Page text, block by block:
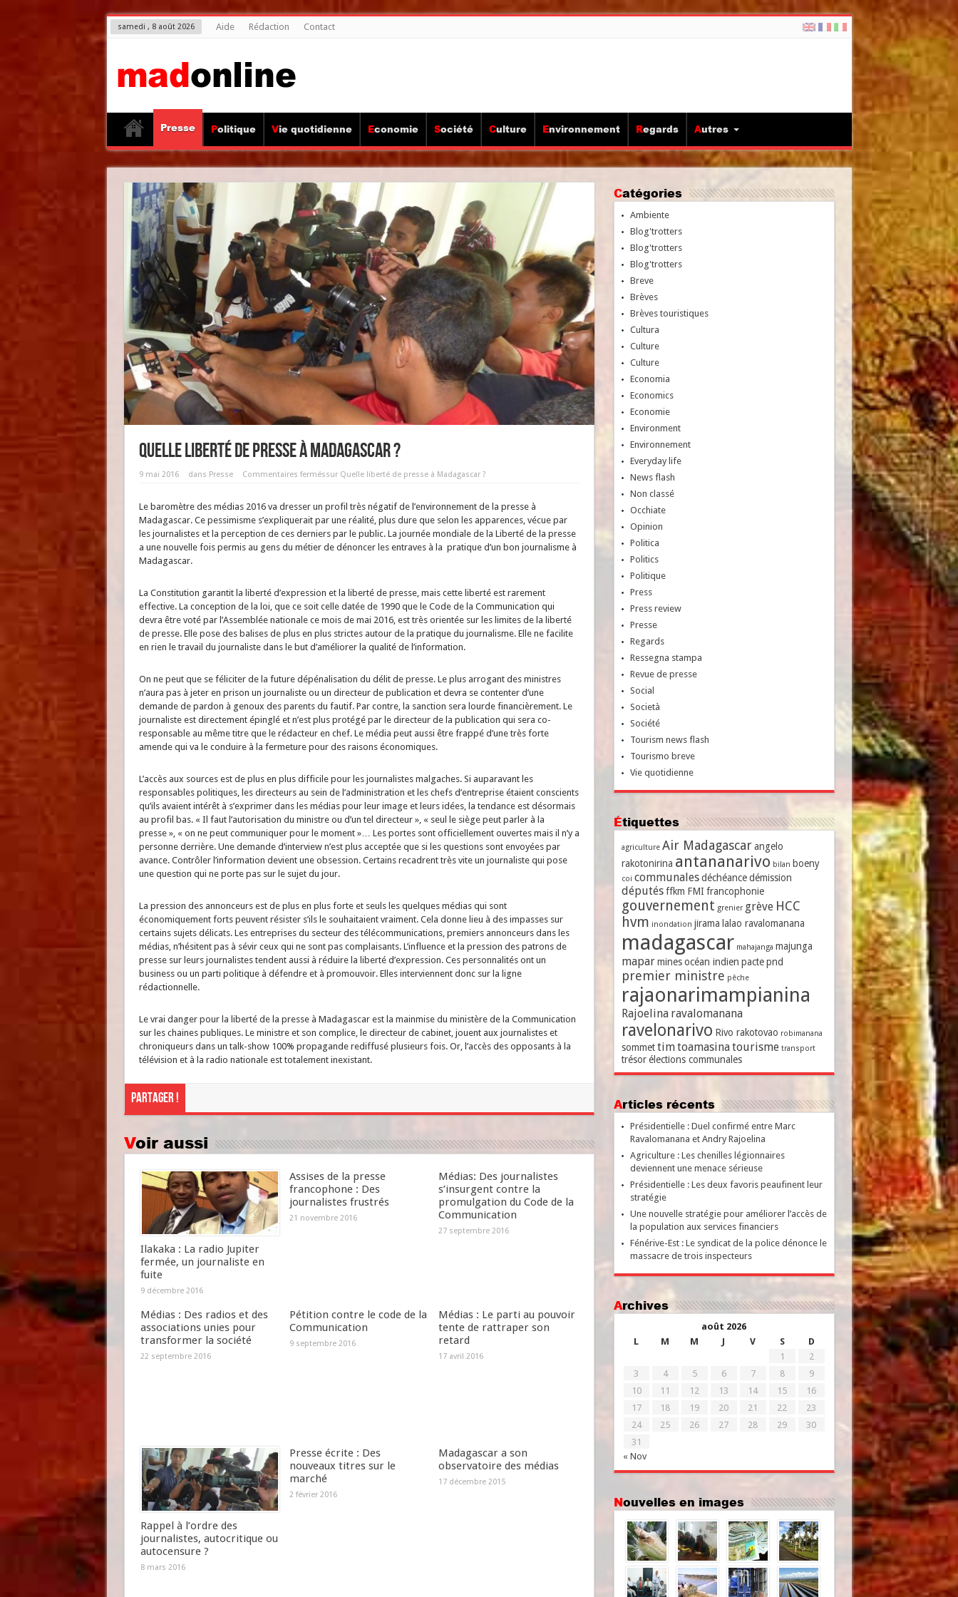
samedi , 8 août 2026 Aide Rédaction Contact
Presse Politique Vie quotidienne Economie Société Culture Environnement Regards Autres
Quelle liberté de presse à Madagascar ?
9 mai 2016 dans Presse Commentaires ferméssur Quelle liberté de presse à Madagascar ?
Le baromètre des médias 2016 va dresser un profil très négatif de l’environnement de la presse à
Madagascar. Ce pessimisme s’expliquerait par une réalité, plus dure que selon les apparences, vécue par
les journalistes et la perception de ces derniers par le public. La journée mondiale de la Liberté de la presse
a une nouvelle fois permis au gens du métier de dénoncer les entraves à la pratique d’un bon journalisme à
Madagascar.
La Constitution garantit la liberté d’expression et la liberté de presse, mais cette liberté est rarement
effective. La conception de la loi, que ce soit celle datée de 1990 que le Code de la Communication qui
devra être voté par l’Assemblée nationale ce mois de mai 2016, est très orientée sur les limites de la liberté
de presse. Elle pose des balises de plus en plus strictes autour de la pratique du journalisme. Elle ne facilite
en rien le travail du journaliste dans le but d’améliorer la qualité de l’information.
On ne peut que se féliciter de la future dépénalisation du délit de presse. Le plus arrogant des ministres
n’aura pas à jeter en prison un journaliste ou un directeur de publication et devra se contenter d’une
demande de pardon à genoux des parents du fautif. Par contre, la sanction sera lourde financièrement. Le
journaliste est directement épinglé et n’est plus protégé par le directeur de la publication qui sera co-
responsable au même titre que le rédacteur en chef. Le média peut aussi être frappé d’une très forte
amende qui va le conduire à la fermeture pour des raisons économiques.
L’accès aux sources est de plus en plus difficile pour les journalistes malgaches. Si auparavant les
responsables politiques, les directeurs au sein de l’administration et les chefs d’entreprise étaient conscients
qu’ils avaient intérêt à s’exprimer dans les médias pour leur image et leurs idées, la tendance est désormais
au profil bas. « Il faut l’autorisation du ministre ou d’un tel directeur », « seul le siège peut parler à la
presse », « on ne peut communiquer pour le moment »… Les portes sont officiellement ouvertes mais il n’y a
personne derrière. Une demande d’interview n’est plus acceptée que si les questions sont envoyées par
avance. Contrôler l’information devient une obsession. Certains recadrent très vite un journaliste qui pose
une question qui ne porte pas sur le sujet du jour.
La pression des annonceurs est de plus en plus forte et seuls les quelques médias qui sont
économiquement forts peuvent résister s’ils le souhaitaient vraiment. Cela donne lieu à des impasses sur
certains sujets délicats. Les entreprises du secteur des télécommunications, premiers annonceurs dans les
médias, n’hésitent pas à sévir ceux qui ne sont pas complaisants. L’influence et la pression des patrons de
presse sur leurs journalistes tendent aussi à réduire la liberté d’expression. Ces personnalités ont un
business ou un parti politique à défendre et à promouvoir. Elles interviennent donc sur la ligne
rédactionnelle.
Le vrai danger pour la liberté de la presse à Madagascar est la mainmise du ministère de la Communication
sur les chaines publiques. Le ministre et son complice, le directeur de cabinet, jouent aux journalistes et
chroniqueurs dans un talk-show 100% propagande rediffusé plusieurs fois. Or, l’accès des opposants à la
télévision et à la radio nationale est totalement inexistant.
Partager !
Voir aussi
Ilakaka : La radio Jupiter
fermée, un journaliste en
fuite
9 décembre 2016
Assises de la presse
francophone : Des
journalistes frustrés
21 novembre 2016
Médias: Des journalistes
s’insurgent contre la
promulgation du Code de la
Communication
27 septembre 2016
Médias : Des radios et des
associations unies pour
transformer la société
22 septembre 2016
Pétition contre le code de la
Communication
9 septembre 2016
Médias : Le parti au pouvoir
tente de rattraper son
retard
17 avril 2016
Rappel à l’ordre des
journalistes, autocritique ou
autocensure ?
8 mars 2016
Presse écrite : Des
nouveaux titres sur le
marché
2 février 2016
Madagascar a son
observatoire des médias
17 décembre 2015
Catégories
Ambiente
Blog'trotters
Blog'trotters
Blog'trotters
Breve
Brèves
Brèves touristiques
Cultura
Culture
Culture
Economia
Economics
Economie
Environment
Environnement
Everyday life
News flash
Non classé
Occhiate
Opinion
Politica
Politics
Politique
Press
Press review
Presse
Regards
Ressegna stampa
Revue de presse
Social
Società
Société
Tourism news flash
Tourismo breve
Vie quotidienne
Étiquettes
agriculture Air Madagascar angelo
rakotonirina antananarivo bilan boeny
coi communales déchéance démission
députés ffkm FMI francophonie
gouvernement grenier grève HCC
hvm inondation jirama lalao ravalomanana
madagascar mahajanga majunga
mapar mines océan indien pacte pnd
premier ministre pêche
rajaonarimampianina
Rajoelina ravalomanana
ravelonarivo Rivo rakotovao robimanana
sommet timtoamasinatourisme transport
trésor élections communales
Articles récents
Présidentielle : Duel confirmé entre Marc
Ravalomanana et Andry Rajoelina
Agriculture : Les chenilles légionnaires
deviennent une menace sérieuse
Présidentielle : Les deux favoris peaufinent leur
stratégie
Une nouvelle stratégie pour améliorer l’accès de
la population aux services financiers
Fénérive-Est : Le syndicat de la police dénonce le
massacre de trois inspecteurs
Archives
août 2026
L
M M J V S D
« Nov
1
2
3
4 5 6 7 8
9
10
11 12 13 14 15
16
17
18 19 20 21 22
23
24
25 26 27 28 29
30
31
Nouvelles en images